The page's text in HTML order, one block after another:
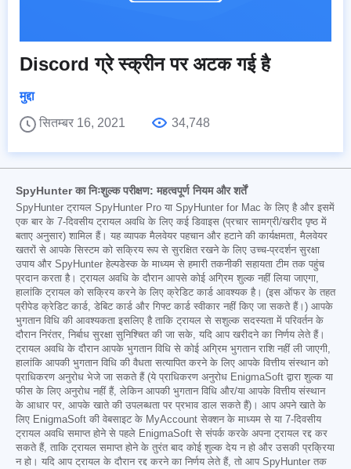
Discord ग्रे स्क्रीन पर अटक गई है
मुद्दा
सितम्बर 16, 2021
34,748
SpyHunter का निःशुल्क परीक्षण: महत्वपूर्ण नियम और शर्तें
SpyHunter ट्रायल SpyHunter Pro या SpyHunter for Mac के लिए है और इसमें
एक बार के 7-दिवसीय ट्रायल अवधि के लिए कई डिवाइस (प्रचार सामग्री/खरीद पृष्ठ में
बताए अनुसार) शामिल हैं। यह व्यापक मैलवेयर पहचान और हटाने की कार्यक्षमता, मैलवेयर
खतरों से आपके सिस्टम को सक्रिय रूप से सुरक्षित रखने के लिए उच्च-प्रदर्शन सुरक्षा
उपाय और SpyHunter हेल्पडेस्क के माध्यम से हमारी तकनीकी सहायता टीम तक पहुंच
प्रदान करता है। ट्रायल अवधि के दौरान आपसे कोई अग्रिम शुल्क नहीं लिया जाएगा,
हालांकि ट्रायल को सक्रिय करने के लिए क्रेडिट कार्ड आवश्यक है। (इस ऑफर के तहत
प्रीपेड क्रेडिट कार्ड, डेबिट कार्ड और गिफ्ट कार्ड स्वीकार नहीं किए जा सकते हैं।) आपके
भुगतान विधि की आवश्यकता इसलिए है ताकि ट्रायल से सशुल्क सदस्यता में परिवर्तन के
दौरान निरंतर, निर्बाध सुरक्षा सुनिश्चित की जा सके, यदि आप खरीदने का निर्णय लेते हैं।
ट्रायल अवधि के दौरान आपके भुगतान विधि से कोई अग्रिम भुगतान राशि नहीं ली जाएगी,
हालांकि आपकी भुगतान विधि की वैधता सत्यापित करने के लिए आपके वित्तीय संस्थान को
प्राधिकरण अनुरोध भेजे जा सकते हैं (ये प्राधिकरण अनुरोध EnigmaSoft द्वारा शुल्क या
फीस के लिए अनुरोध नहीं हैं, लेकिन आपकी भुगतान विधि और/या आपके वित्तीय संस्थान
के आधार पर, आपके खाते की उपलब्धता पर प्रभाव डाल सकते हैं)। आप अपने खाते के
लिए EnigmaSoft की वेबसाइट के MyAccount सेक्शन के माध्यम से या 7-दिवसीय
ट्रायल अवधि समाप्त होने से पहले EnigmaSoft से संपर्क करके अपना ट्रायल रद्द कर
सकते हैं, ताकि ट्रायल समाप्त होने के तुरंत बाद कोई शुल्क देय न हो और उसकी प्रक्रिया
न हो। यदि आप ट्रायल के दौरान रद्द करने का निर्णय लेते हैं, तो आप SpyHunter तक